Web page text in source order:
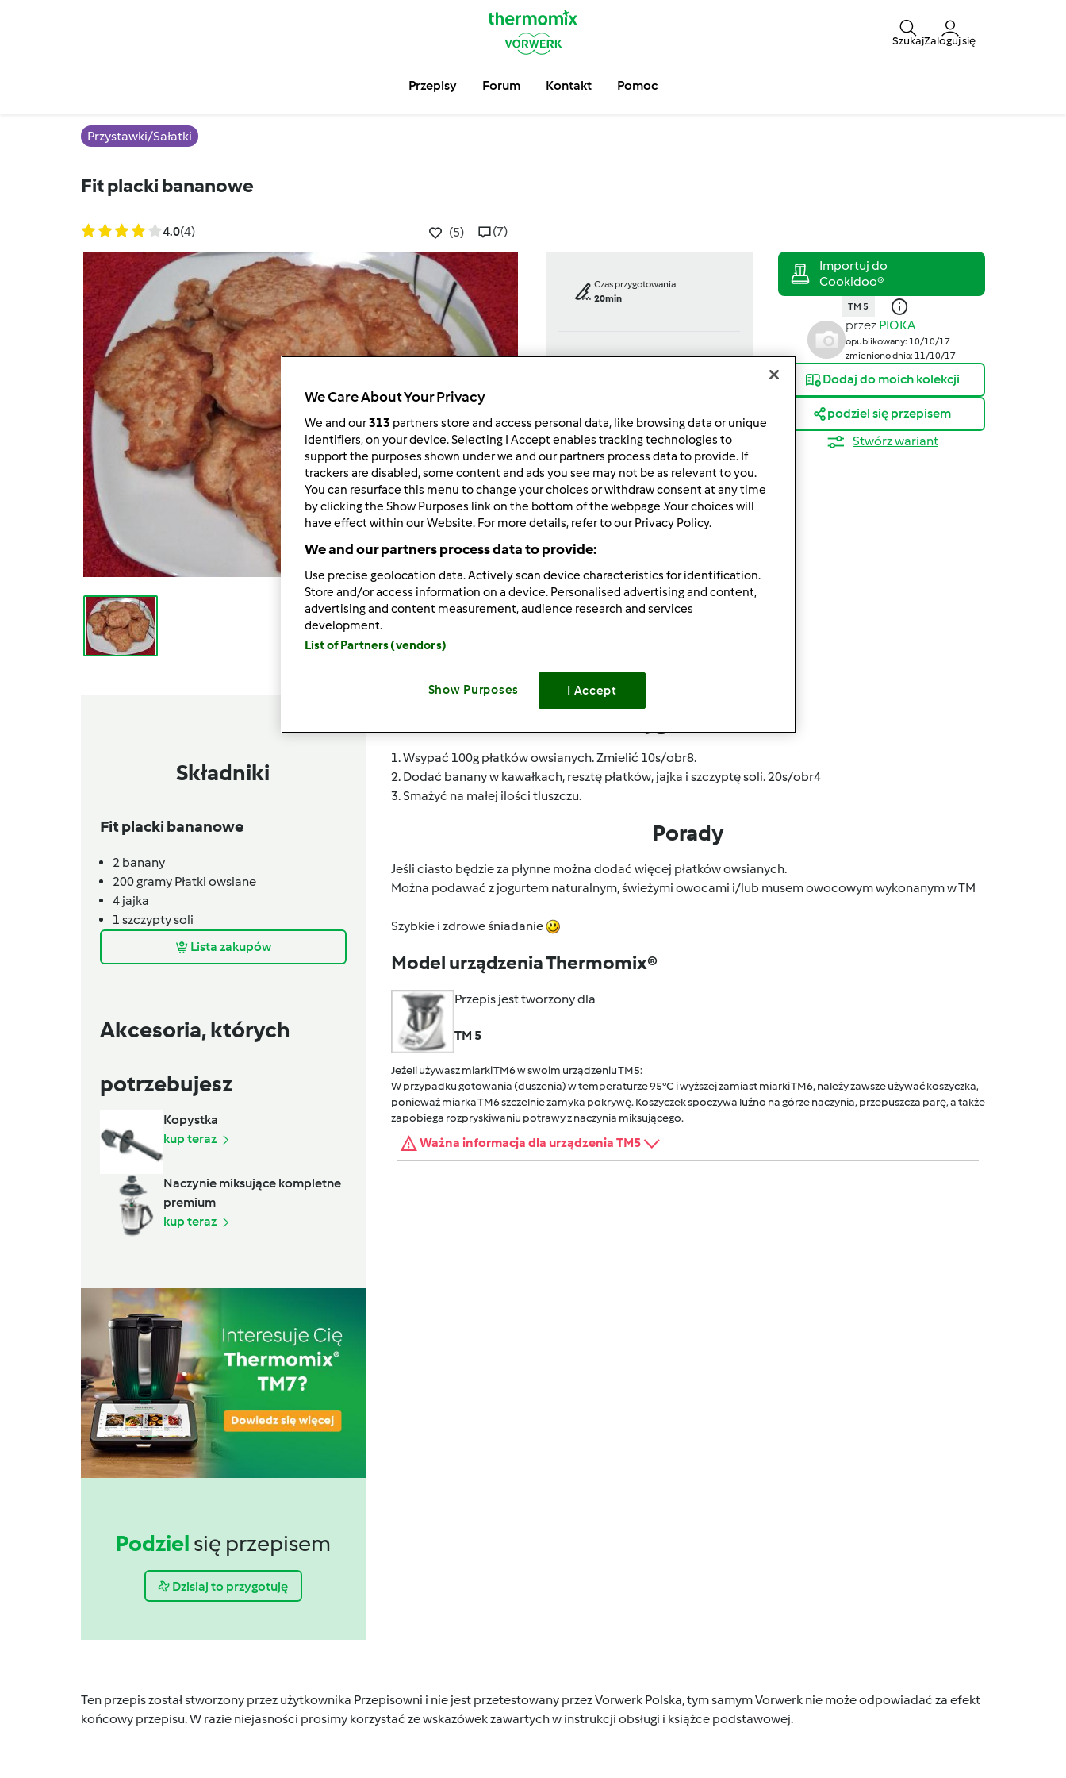
SzukajZaloguj się
Przepisy Forum Kontakt Pomoc
Przystawki/Sałatki
Fit placki bananowe
4.0(4) (5) (7)
Czas przygotowania
20min
porcja/porcje/porcji
4porcja/porcje/porcji
Poziom
TM 5
przez PIOKA
opublikowany: 10/10/17
zmieniono dnia: 11/10/17
Dodaj do moich kolekcji
podziel się przepisem
Stwórz wariant
Składniki
Fit placki bananowe
2 banany
200gramy Płatki owsiane
4 jajka
1 szczyptysoli
Lista zakupów
Akcesoria, których
potrzebujesz
Kopystka
kup teraz
Naczynie miksujące kompletne
premium
kup teraz
Podziel się przepisem
Dzisiaj to przygotuję
1. Wsypać 100g płatków owsianych. Zmielić 10s/obr8.
2. Dodać banany w kawałkach, resztę płatków, jajka i szczyptę soli. 20s/obr4
3. Smażyć na małej ilości tluszczu.
Porady
Jeśli ciasto będzie za płynne można dodać więcej płatków owsianych.
Można podawać z jogurtem naturalnym, świeżymi owocami i/lub musem owocowym wykonanym w TM
Szybkie i zdrowe śniadanie
Model urządzenia Thermomix®
Przepis jest tworzony dla
TM 5
Jeżeli używasz miarki TM6 w swoim urządzeniu TM5:
W przypadku gotowania (duszenia) w temperaturze 95°C i wyższej zamiast miarki TM6, należy zawsze używać koszyczka,
ponieważ miarka TM6 szczelnie zamyka pokrywę. Koszyczek spoczywa luźno na górze naczynia, przepuszcza parę, a także
zapobiega rozpryskiwaniu potrawy z naczynia miksującego.
Ważna informacja dla urządzenia TM5
Ten przepis został stworzony przez użytkownika Przepisowni i nie jest przetestowany przez Vorwerk Polska, tym samym Vorwerk nie może odpowiadać za efekt
końcowy przepisu. W razie niejasności prosimy korzystać ze wskazówek zawartych w instrukcji obsługi i książce podstawowej.
We Care About Your Privacy
We and our313 partners store and access personal data, like browsing data or unique
identifiers, on your device. Selecting I Accept enables tracking technologies to
support the purposes shown under we and our partners process data to provide. If
trackers are disabled, some content and ads you see may not be as relevant to you.
You can resurface this menu to change your choices or withdraw consent at any time
by clicking the Show Purposes link on the bottom of the webpage .Your choices will
have effect within our Website. For more details, refer to our Privacy Policy.
We and our partners process data to provide:
Use precise geolocation data. Actively scan device characteristics for identification.
Store and/or access information on a device. Personalised advertising and content,
advertising and content measurement, audience research and services
development.
List of Partners (vendors)
Show Purposes I Accept